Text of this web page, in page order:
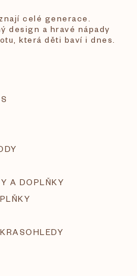
celé generace.
design a hravé nápady
která děti baví i dnes.
A DOPLŇKY